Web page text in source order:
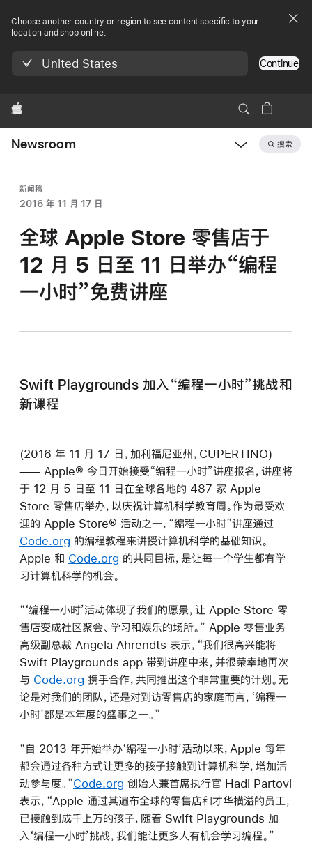
Choose another country or region to see content specific to your
location and shop online.
United States Continue
Apple
Newsroom 搜索
新闻稿
2016 年 11 月 17 日
全球 Apple Store 零售店于
12 月 5 日至 11 日举办“编程
一小时”免费讲座
Swift Playgrounds 加入“编程一小时”挑战和
新课程
(2016 年 11 月 17 日，加利福尼亚州，CUPERTINO)
—— Apple® 今日开始接受“编程一小时”讲座报名，讲座将
于 12 月 5 日至 11 日在全球各地的 487 家 Apple
Store 零售店举办，以庆祝计算机科学教育周。作为最受欢
迎的 Apple Store® 活动之一，“编程一小时”讲座通过
Code.org 的编程教程来讲授计算机科学的基础知识。
Apple 和 Code.org 的共同目标，是让每一个学生都有学
习计算机科学的机会。
“‘编程一小时’活动体现了我们的愿景，让 Apple Store 零
售店变成社区聚会、学习和娱乐的场所。” Apple 零售业务
高级副总裁 Angela Ahrendts 表示，“我们很高兴能将
Swift Playgrounds app 带到讲座中来，并很荣幸地再次
与 Code.org 携手合作，共同推出这个非常重要的计划。无
论是对我们的团队，还是对到访零售店的家庭而言，‘编程一
小时’都是本年度的盛事之一。”
“自 2013 年开始举办‘编程一小时’活动以来，Apple 每年
都会通过各种方式让更多的孩子接触到计算机科学，增加活
动参与度。”Code.org 创始人兼首席执行官 Hadi Partovi
表示，“Apple 通过其遍布全球的零售店和才华横溢的员工，
已接触到成千上万的孩子，随着 Swift Playgrounds 加
入‘编程一小时’挑战，我们能让更多人有机会学习编程。”